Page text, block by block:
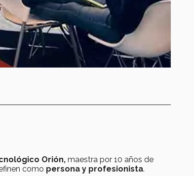
Orión, maestra por 10 años de
como persona y profesionista.